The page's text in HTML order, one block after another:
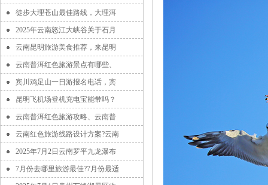
徒步大理苍山最佳路线，大理洱
2025年云南怒江大峡谷关于石月
云南昆明旅游美食推荐，来昆明
云南普洱红色旅游景点有哪些、
宾川鸡足山一日游报名电话，宾
昆明飞机场登机充电宝能带吗？
云南普洱红色旅游攻略、云南普
云南红色旅游线路设计方案?云南
2025年7月2日云南罗平九龙瀑布
7月份去哪里旅游最佳?7月份最适